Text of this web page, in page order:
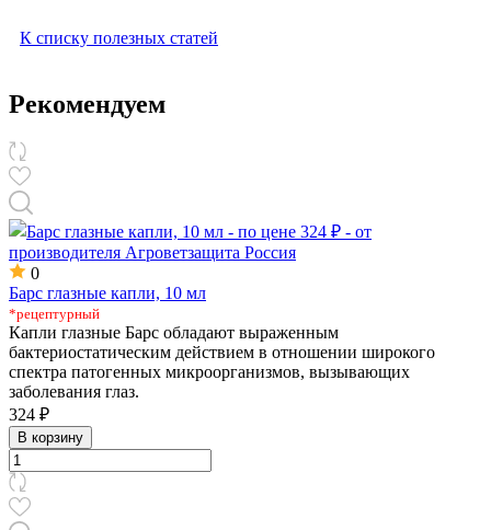
К списку полезных статей
Рекомендуем
0
Барс глазные капли, 10 мл
*рецептурный
Капли глазные Барс обладают выраженным
бактериостатическим действием в отношении широкого
спектра патогенных микроорганизмов, вызывающих
заболевания глаз.
324 ₽
В корзину